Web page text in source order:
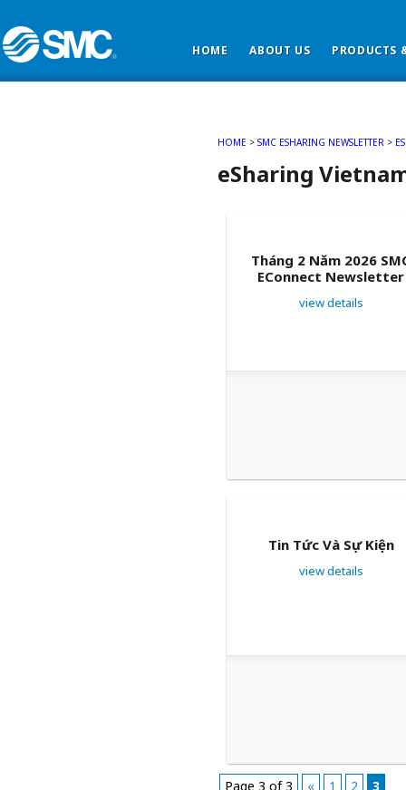
HOME ABOUT US PRODUCTS
HOME > SMC ESHARING NEWSLETTER >
eSharing
Tháng 2 Năm 2026
EConnect Newsletter
view details
Tin Tức Và Sự Kiện
view details
Page 3 of 3 « 1 2 3